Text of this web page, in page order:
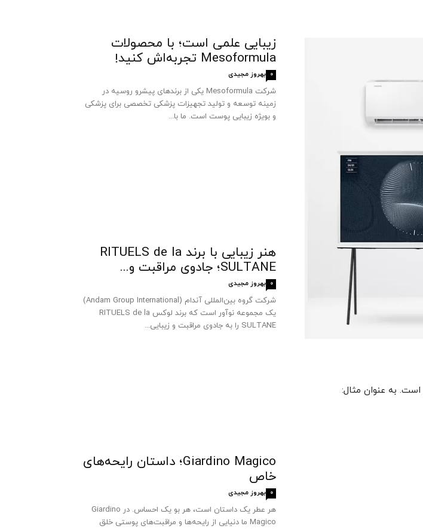
زیبایی علمی است؛ با محصولات
Mesoformula تجربه‌اش کنید!
بهروز مجیدی 0
شرکت Mesoformula یکی از برندهای پیشرو روسیه در
زمینه توسعه و تولید تجهیزات پزشکی تخصصی برای پزشکی
و بویژه زیبایی پوست است. ما با...
هنر زیبایی با برند RITUELS de la
SULTANE؛ جادوی مراقبت و...
بهروز مجیدی 0
شرکت گروه بین‌المللی آندام (Andam Group International)
یک مجموعه نوآور است که برند لوکس RITUELS de la
SULTANE را به جادوی مراقبت و زیبایی...
Giardino Magico؛ داستان رایحه‌های
خاص
بهروز مجیدی 0
هر عطر یک داستان است، هر بو یک احساس. در Giardino
Magico ما دنیایی از رایحه‌ها و مراقبت‌های پوستی خلق